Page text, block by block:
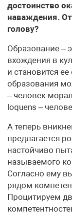
достоинство
наваждения.
голову?
Образование –
вхождения в
и становится
образования
– человек
loquens –
А теперь
предлагается
настойчиво
называемого
Согласно ему
рядом
Процитируем